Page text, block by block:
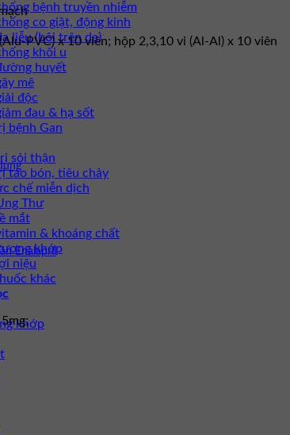
bệnh truyền nhiễm
co giật, động kinh
liễu (bôi trên da)
khối u
huyết
mê
độc
đau & hạ sốt
bệnh Gan
sỏi thận
táo bón, tiêu chảy
chế miễn dịch
Thư
mắt
& khoáng chất
khớp
niệu
khác
khớp
PVC) x 10 viên; hộp 2,3,10 vỉ (Al-Al) x 10 viên
Enalapril